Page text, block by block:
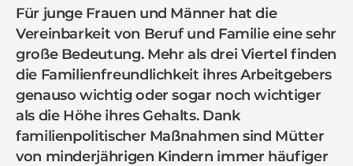
Für junge Frauen und Männer hat die
Vereinbarkeit von Beruf und Familie eine sehr
große Bedeutung. Mehr als drei Viertel finden
die Familienfreundlichkeit ihres Arbeitgebers
genauso wichtig oder sogar noch wichtiger
als die Höhe ihres Gehalts. Dank
familienpolitischer Maßnahmen sind Mütter
von minderjährigen Kindern immer häufiger